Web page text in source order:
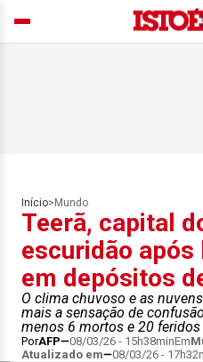
Início> Mundo
Teerã, capital
escuridão
em depósitos
O clima chuvoso e as
mais a sensação de
menos 6 mortos e 20 feridos
PorAFP 08/03/26 - 15h38minEm
Atualizado em
08/03/26 -